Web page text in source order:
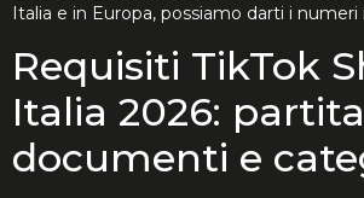
Italia e in Europa, possiamo darti i numeri
Requisiti TikTok
Italia 2026:
documenti e